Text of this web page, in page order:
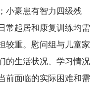
小豪患有智力四级残
常起居和康复训练均需
较重。慰问组与儿童家
的生活状况、学习情况
前面临的实际困难和需